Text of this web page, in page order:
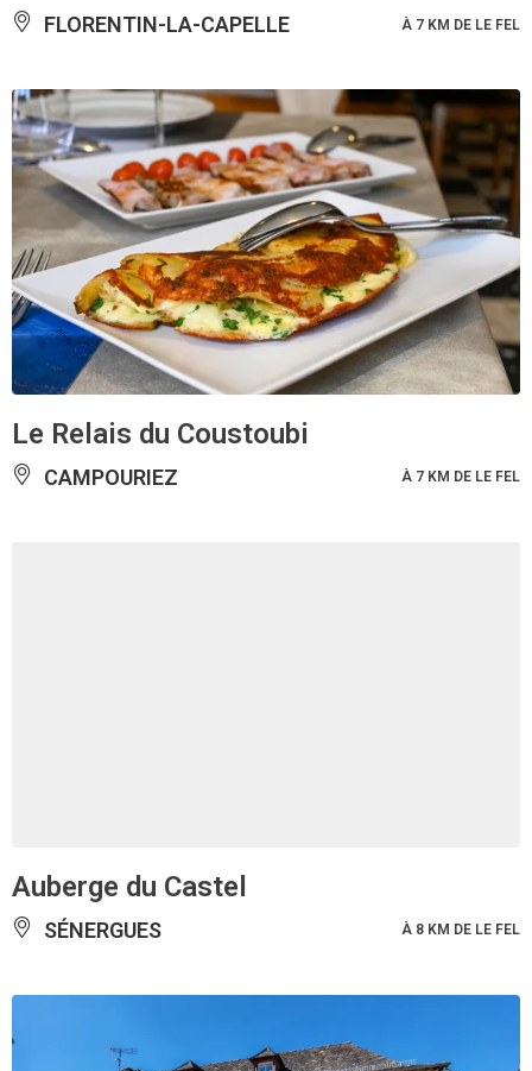
FLORENTIN-LA-CAPELLE À 7 KM DE LE FEL
Le Relais du Coustoubi
CAMPOURIEZ À 7 KM DE LE FEL
Auberge du Castel
SÉNERGUES À 8 KM DE LE FEL